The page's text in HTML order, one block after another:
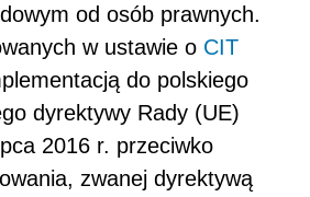
od osób prawnych.
w ustawie o CIT
do polskiego
dyrektywy Rady (UE)
2016 r. przeciwko
zwanej dyrektywą